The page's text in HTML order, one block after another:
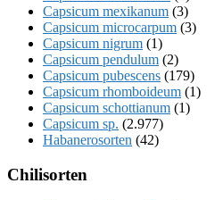
Capsicum mexikanum (3)
Capsicum microcarpum (3)
Capsicum nigrum (1)
Capsicum pendulum (2)
Capsicum pubescens (179)
Capsicum rhomboideum (1)
Capsicum schottianum (1)
Capsicum sp. (2.977)
Habanerosorten (42)
Chilisorten